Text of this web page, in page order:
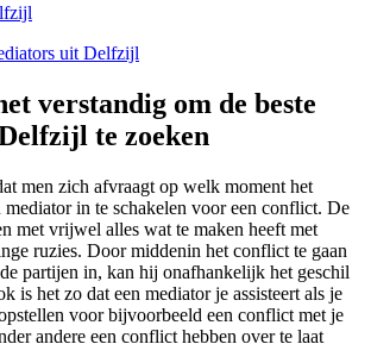
uit Delfzijl
verstandig om de beste
te zoeken
men zich afvraagt op welk moment het
mediator in te schakelen voor een conflict. De
met vrijwel alles wat te maken heeft met
ruzies. Door middenin het conflict te gaan
partijen in, kan hij onafhankelijk het geschil
is het zo dat een mediator je assisteert als je
voor bijvoorbeeld een conflict met je
andere een conflict hebben over te laat